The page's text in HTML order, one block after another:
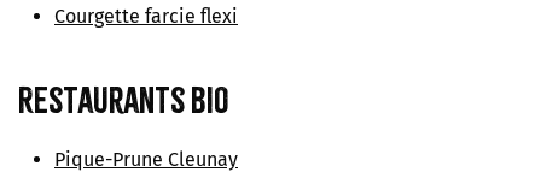
Courgette farcie flexi
Restaurants bio
Pique-Prune Cleunay